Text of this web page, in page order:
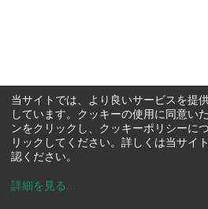
当サイトでは、より良いサービスを提
しています。クッキーの使用に同意い
ンをクリックし、クッキーポリシーに
リックしてください。詳しくは当サイ
認ください。
詳細を見る ...